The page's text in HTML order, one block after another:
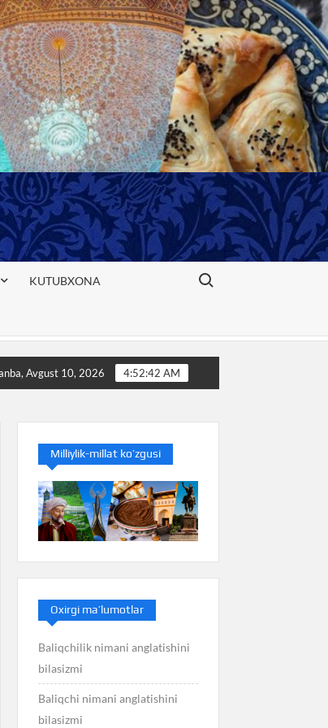
KUTUBXONA
Search for:
nimani anglatishini bilasizmi
Avgust 10, 2026 4:52:42 AM
Milliylik-millat ko’zgusi
Oxirgi ma’lumotlar
Baliqchilik nimani anglatishini
bilasizmi
Baliqchi nimani anglatishini
bilasizmi